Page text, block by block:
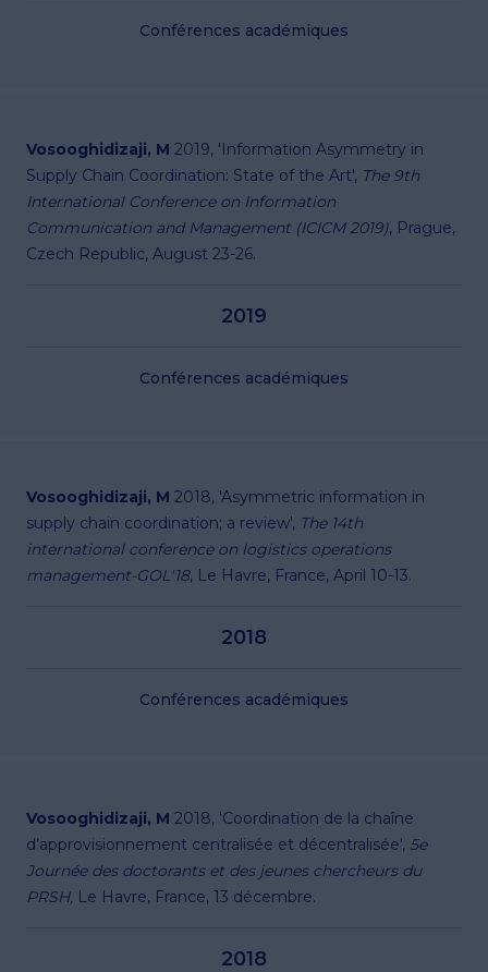
Conférences académiques
Vosooghidizaji, M 2019, 'Information Asymmetry in
Supply Chain Coordination: State of the Art', The 9th
International Conference on Information
Communication and Management (ICICM 2019), Prague,
Czech Republic, August 23-26.
2019
Conférences académiques
Vosooghidizaji, M 2018, 'Asymmetric information in
supply chain coordination; a review', The 14th
international conference on logistics operations
management-GOL'18, Le Havre, France, April 10-13.
2018
Conférences académiques
Vosooghidizaji, M 2018, 'Coordination de la chaîne
d’approvisionnement centralisée et décentralisée', 5e
Journée des doctorants et des jeunes chercheurs du
PRSH, Le Havre, France, 13 décembre.
2018